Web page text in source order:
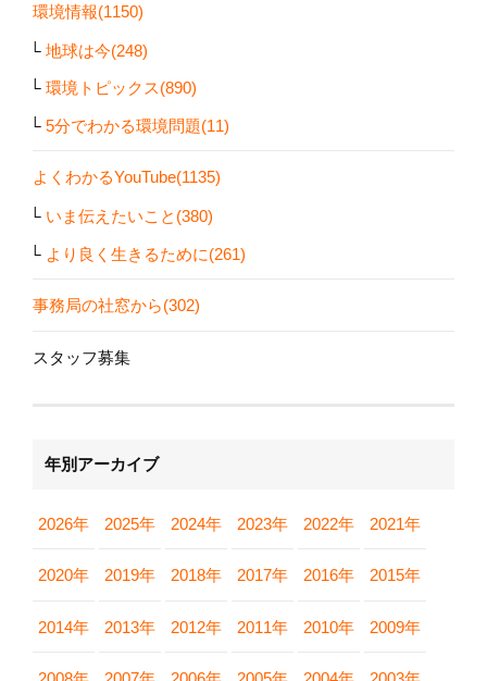
環境情報(1150)
地球は今(248)
環境トピックス(890)
5分でわかる環境問題(11)
よくわかるYouTube(1135)
いま伝えたいこと(380)
より良く生きるために(261)
事務局の社窓から(302)
スタッフ募集
年別アーカイブ
2026年 2025年 2024年 2023年 2022年 2021年
2020年 2019年 2018年 2017年 2016年 2015年
2014年 2013年 2012年 2011年 2010年 2009年